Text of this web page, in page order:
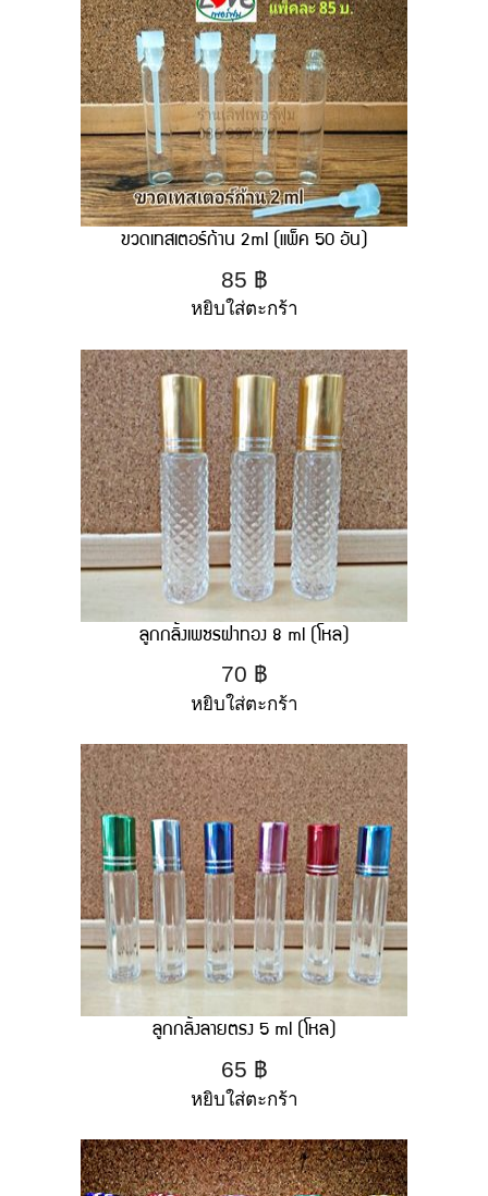
ขวดเทสเตอร์ก้าน 2ml (แพ็ค 50 อัน)
85 ฿
หยิบใส่ตะกร้า
ลูกกลิ้งเพชรฝาทอง 8 ml (โหล)
70 ฿
หยิบใส่ตะกร้า
ลูกกลิ้งลายตรง 5 ml (โหล)
65 ฿
หยิบใส่ตะกร้า